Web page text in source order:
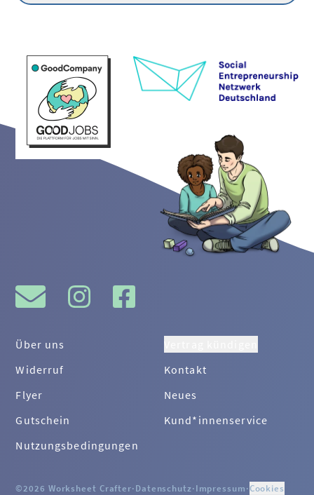
Über uns
Widerruf
Kontakt
Flyer
Neues
Gutschein
Kund*innenservice
Nutzungsbedingungen
©2026 Worksheet Crafter·Datenschutz·Impressum·Cookies